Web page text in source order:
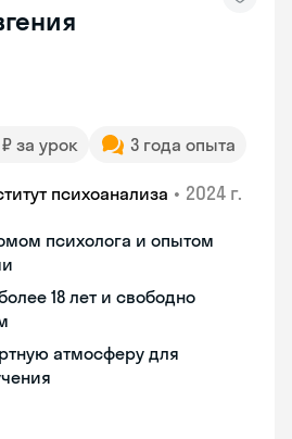
₽ за урок 3 года опыта
психоанализа • 2024 г.
психолога и опытом
18 лет и свободно
атмосферу для